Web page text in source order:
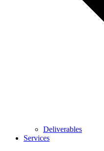
Deliverables
Services